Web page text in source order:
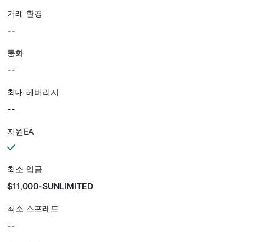
거래 환경
--
통화
--
최대 레버리지
--
지원EA
최소 입금
$11,000-$UNLIMITED
최소 스프레드
--